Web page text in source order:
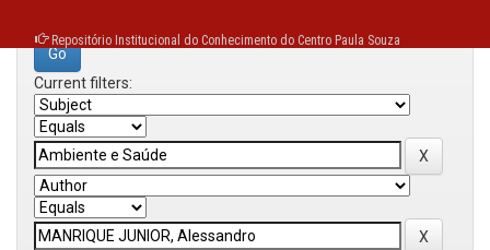
Repositório Institucional do Conhecimento do Centro Paula Souza
Current filters: